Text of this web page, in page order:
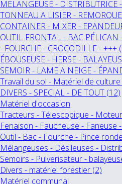
MELANGEUSE - DISTRIBUTRICE
TONNEAU A LISIER -
CONTAINER - MIXER -
OUTIL FRONTAL - BAC
- FOURCHE - CROCODILLE - +++
ÉBOUSEUSE - HERSE -
SEMOIR - LAME A NEIGE -
Travail du sol - Matériel de culture
DIVERS - SPECIAL - DE TOUT (12)
Matériel d'occasion
Tracteurs - Télescopique -
Fenaison - Faucheuse - Faneuse
Outil - Bac - Fourche - Pince
Mélangeuses - Désileuses -
Semoirs - Pulverisateur -
Divers - matériel forestier (2)
Matériel communal